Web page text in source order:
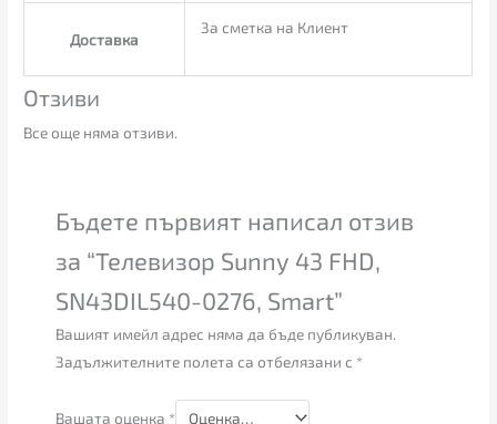
Доставка
За сметка на Клиент
Отзиви
Все още няма отзиви.
Бъдете първият написал отзив
за “Телевизор Sunny 43 FHD,
SN43DIL540-0276, Smart”
Вашият имейл адрес няма да бъде публикуван.
Задължителните полета са отбелязани с *
Вашата оценка *